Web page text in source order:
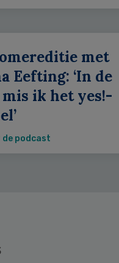
met
Eefting: ‘In de
ik het yes!-
de podcast